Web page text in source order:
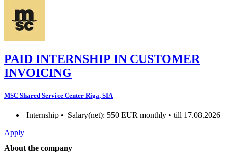
PAID INTERNSHIP IN CUSTOMER
INVOICING
MSC Shared Service Center Riga, SIA
Internship • Salary(net): 550 EUR monthly • till 17.08.2026
Apply
About the company